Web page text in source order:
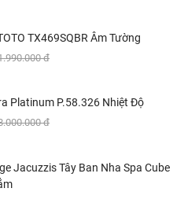
bồn tắm xây góc lệch TP-
TX469SQBR Âm Tường
đ
Platinum P.58.326 Nhiệt Độ
đ
Jacuzzis Tây Ban Nha Spa Cube